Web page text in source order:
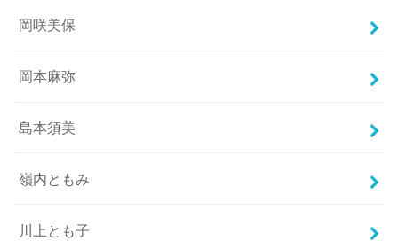
岡咲美保
岡本麻弥
島本須美
嶺内ともみ
川上とも子